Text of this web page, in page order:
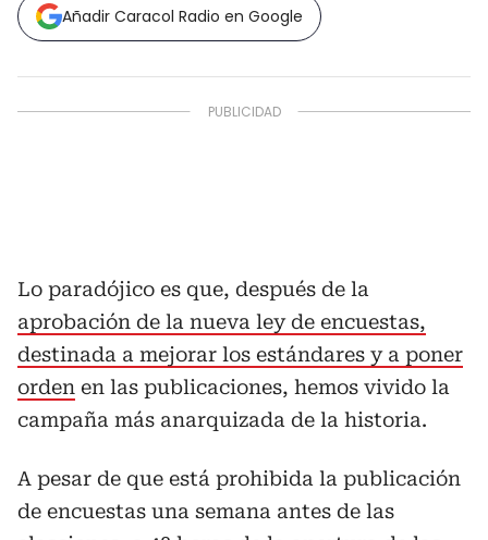
Añadir Caracol Radio en Google
Lo paradójico es que, después de la
aprobación de la nueva ley de encuestas,
destinada a mejorar los estándares y a poner
orden en las publicaciones, hemos vivido la
campaña más anarquizada de la historia.
A pesar de que está prohibida la publicación
de encuestas una semana antes de las